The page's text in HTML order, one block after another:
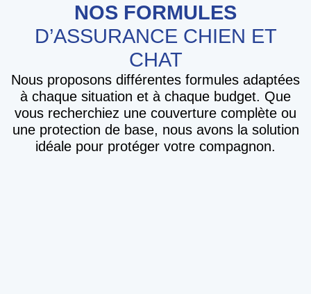
NOS FORMULES
D’ASSURANCE CHIEN ET
CHAT
Nous proposons différentes formules adaptées
à chaque situation et à chaque budget. Que
vous recherchiez une couverture complète ou
une protection de base, nous avons la solution
idéale pour protéger votre compagnon.